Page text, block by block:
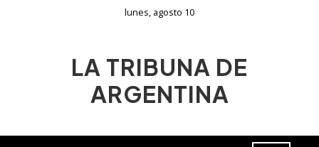
lunes, agosto 10
LA TRIBUNA DE
ARGENTINA